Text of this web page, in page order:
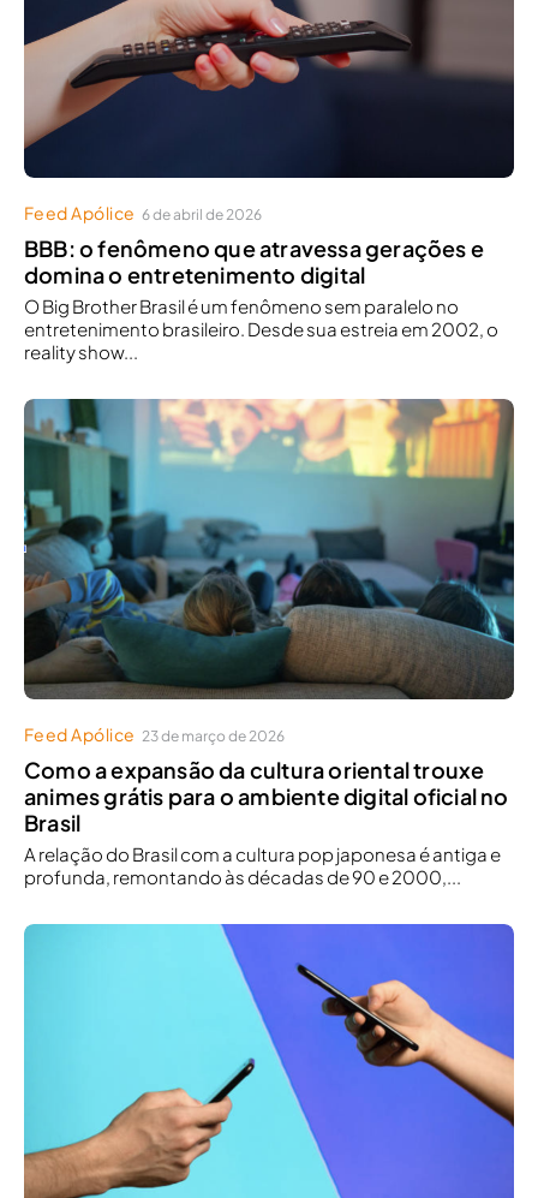
Feed Apólice 6 de abril de 2026
BBB: o fenômeno que atravessa gerações e
domina o entretenimento digital
O Big Brother Brasil é um fenômeno sem paralelo no
entretenimento brasileiro. Desde sua estreia em 2002, o
reality show...
Feed Apólice 23 de março de 2026
Como a expansão da cultura oriental trouxe
animes grátis para o ambiente digital oficial no
Brasil
A relação do Brasil com a cultura pop japonesa é antiga e
profunda, remontando às décadas de 90 e 2000,...